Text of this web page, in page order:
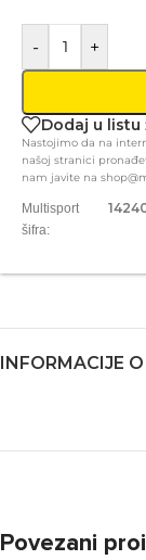
- +
Dodaj u listu
Nastojimo da na
našoj stranici
nam javite na
Multisport
šifra:
INFORMACIJE
Povezani